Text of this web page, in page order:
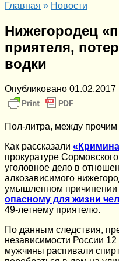
Главная » Новости
Нижегородец
приятеля,
водки
Опубликовано 01.02.2017
Пол-литра, между прочим
Как рассказали
прокуратуре
уголовное дело в
алкозависимого
умышленном причинении
опасному для жизни
49-летнему приятелю.
По данным следствия,
независимости России
мужчины распивали